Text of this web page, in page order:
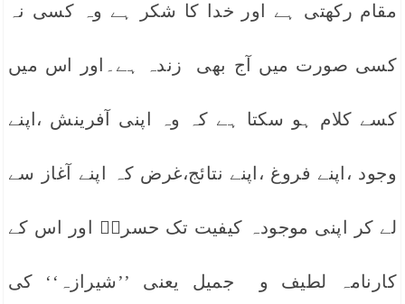
مقام رکھتی ہے اور خدا کا شکر ہے وہ کسی نہ
کسی صورت میں آج بھی زندہ ہے۔اور اس میں
کسے کلام ہو سکتا ہے کہ وہ اپنی آفرینش ،اپنے
وجود ،اپنے فروغ ،اپنے نتائج،غرض کہ اپنے آغاز سے
لے کر اپنی موجودہ کیفیت تک حسرتؔ اور اس کے
کارنامہ لطیف و جمیل یعنی ’’شیرازہ‘‘ کی